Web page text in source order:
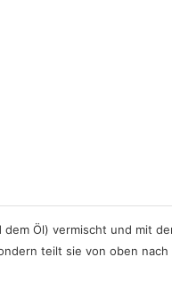
Öl) vermischt und mit
teilt sie von oben